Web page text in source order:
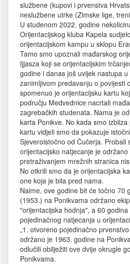
službene (kupovi i prvenstva
neslužbene utrke (Zimske lige,
U studenom 2022. godine
Orijentacijskog kluba Kapela
orijentacijskom kampu u sklopu
Tamo smo upoznali mađarskog
Ijjasza koji se orijentacijskim
godine i danas još uvijek nastupa
zanimljivom predavanju o povijesti
spomenuo je orijentacijsku kartu
području Medvednice nacrtali
zagrebačkih studenata. Nama je
karta Ponikve. No kada smo
kartu vidjeli smo da pokazuje
Sjeveroistočno od Čučerja. Probali
orijentacijsko natjecanje je
pretraživanjem mrežnih stranica
No otkrili smo da je orijentacijska
one koja je bila pred nama.
Naime, ove godine bit će točno 70
(1953.) na Ponikvama održano
"orijentacijska hodnja", a 60
pojedinačnog natjecanja u
„1. otvoreno pojedinačno
održano je 1963. godine na
odlučili obilježiti ove dvije okrugle
Ponikvama.